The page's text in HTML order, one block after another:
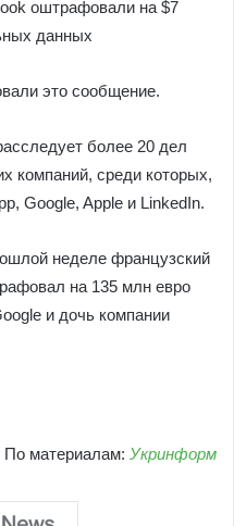
оштрафовали на $7
данных
это сообщение.
более 20 дел
компаний, среди которых,
Google, Apple и LinkedIn.
неделе французский
на 135 млн евро
и дочь компании
По материалам: Укринформ